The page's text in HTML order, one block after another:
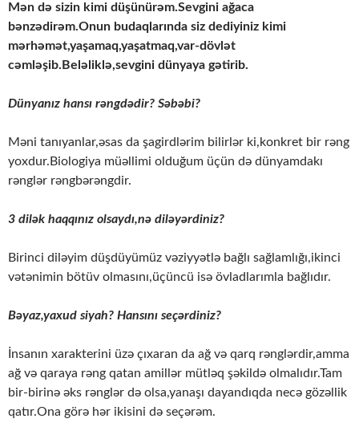
Mən də sizin kimi düşünürəm.Sevgini ağaca
bənzədirəm.Onun budaqlarında siz dediyiniz kimi
mərhəmət,yaşamaq,yaşatmaq,var-dövlət
cəmləşib.Beləliklə,sevgini dünyaya gətirib.
Dünyanız hansı rəngdədir? Səbəbi?
Məni tanıyanlar,əsas da şagirdlərim bilirlər ki,konkret bir rəng
yoxdur.Biologiya müəllimi olduğum üçün də dünyamdakı
rənglər rəngbərəngdir.
3 dilək haqqınız olsaydı,nə diləyərdiniz?
Birinci diləyim düşdüyümüz vəziyyətlə bağlı sağlamlığı,ikinci
vətənimin bötüv olmasını,üçüncü isə övladlarımla bağlıdır.
Bəyaz,yaxud siyah? Hansını seçərdiniz?
İnsanın xarakterini üzə çıxaran da ağ və qarq rənglərdir,amma
ağ və qaraya rəng qatan amillər mütləq şəkildə olmalıdır.Tam
bir-birinə əks rənglər də olsa,yanaşı dayandıqda necə gözəllik
qatır.Ona görə hər ikisini də seçərəm.